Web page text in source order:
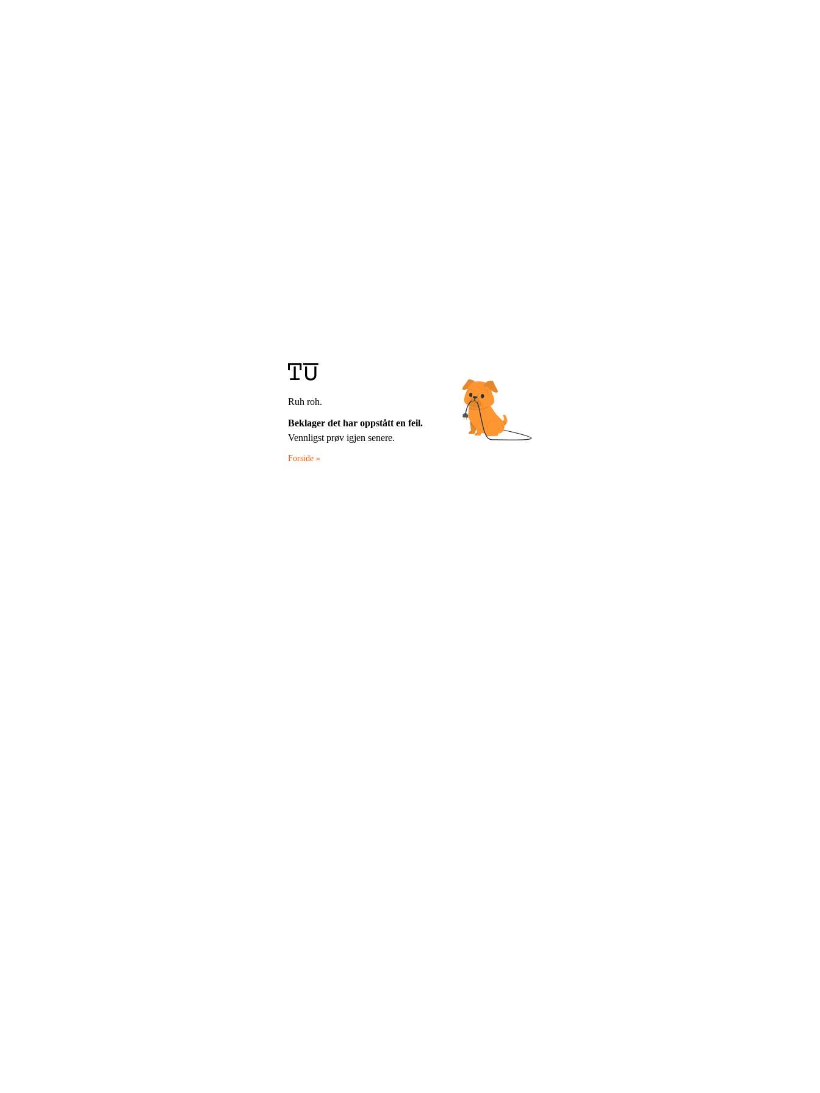
Ruh roh.
Beklager det har oppstått en feil.
Vennligst prøv igjen senere.
Forside »